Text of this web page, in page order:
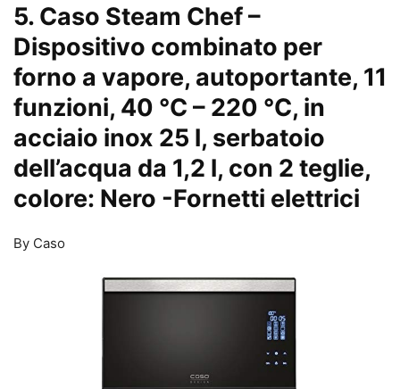
5. Caso Steam Chef –
Dispositivo combinato per
forno a vapore, autoportante, 11
funzioni, 40 °C – 220 °C, in
acciaio inox 25 l, serbatoio
dell’acqua da 1,2 l, con 2 teglie,
colore: Nero -Fornetti elettrici
By Caso